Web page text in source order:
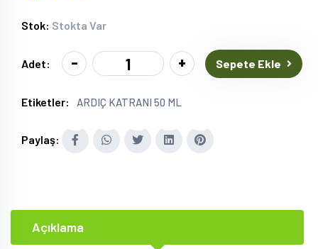
Stok: Stokta Var
Adet: - + Sepete Ekle
Etiketler: ARDIÇ KATRANI 50 ML
Paylaş:
Açıklama